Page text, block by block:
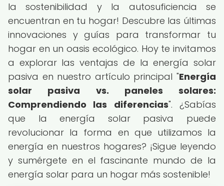
la sostenibilidad y la autosuficiencia se
encuentran en tu hogar! Descubre las últimas
innovaciones y guías para transformar tu
hogar en un oasis ecológico. Hoy te invitamos
a explorar las ventajas de la energía solar
pasiva en nuestro artículo principal "Energía
solar pasiva vs. paneles solares:
Comprendiendo las diferencias". ¿Sabías
que la energía solar pasiva puede
revolucionar la forma en que utilizamos la
energía en nuestros hogares? ¡Sigue leyendo
y sumérgete en el fascinante mundo de la
energía solar para un hogar más sostenible!